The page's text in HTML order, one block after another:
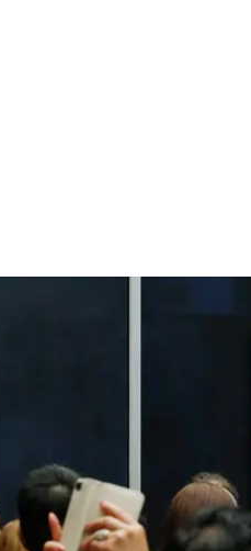
року сталася подія, яку
да Вінчі. Доти її
перлиною Лувру й чи
техніку да Вінчі та
імені Тараса
Хто на